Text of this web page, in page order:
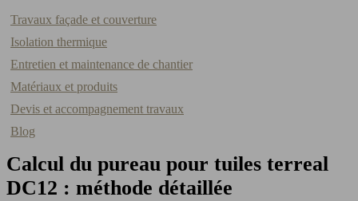
Travaux façade et couverture
Isolation thermique
Entretien et maintenance de chantier
Matériaux et produits
Devis et accompagnement travaux
Blog
Calcul du pureau pour tuiles terreal
DC12 : méthode détaillée